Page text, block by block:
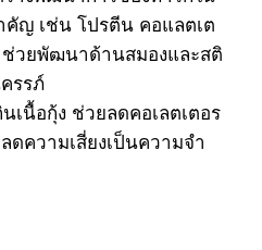
คัญ เช่น โปรตีน คอแลตเต
ช่วยพัฒนาด้านสมองและสติ
รรภ์
เนื้อกุ้ง ช่วยลดคอเลตเตอร
ดความเสี่ยงเป็นความจำ